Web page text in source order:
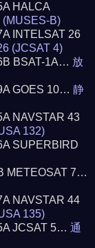
HALCA
(MUSES-B)
INTELSAT 26
(JCSAT 4)
BSAT-1A… 放
GOES 10…静
NAVSTAR 43
132)
SUPERBIRD
METEOSAT 7…
NAVSTAR 44
135)
JCSAT 5…通